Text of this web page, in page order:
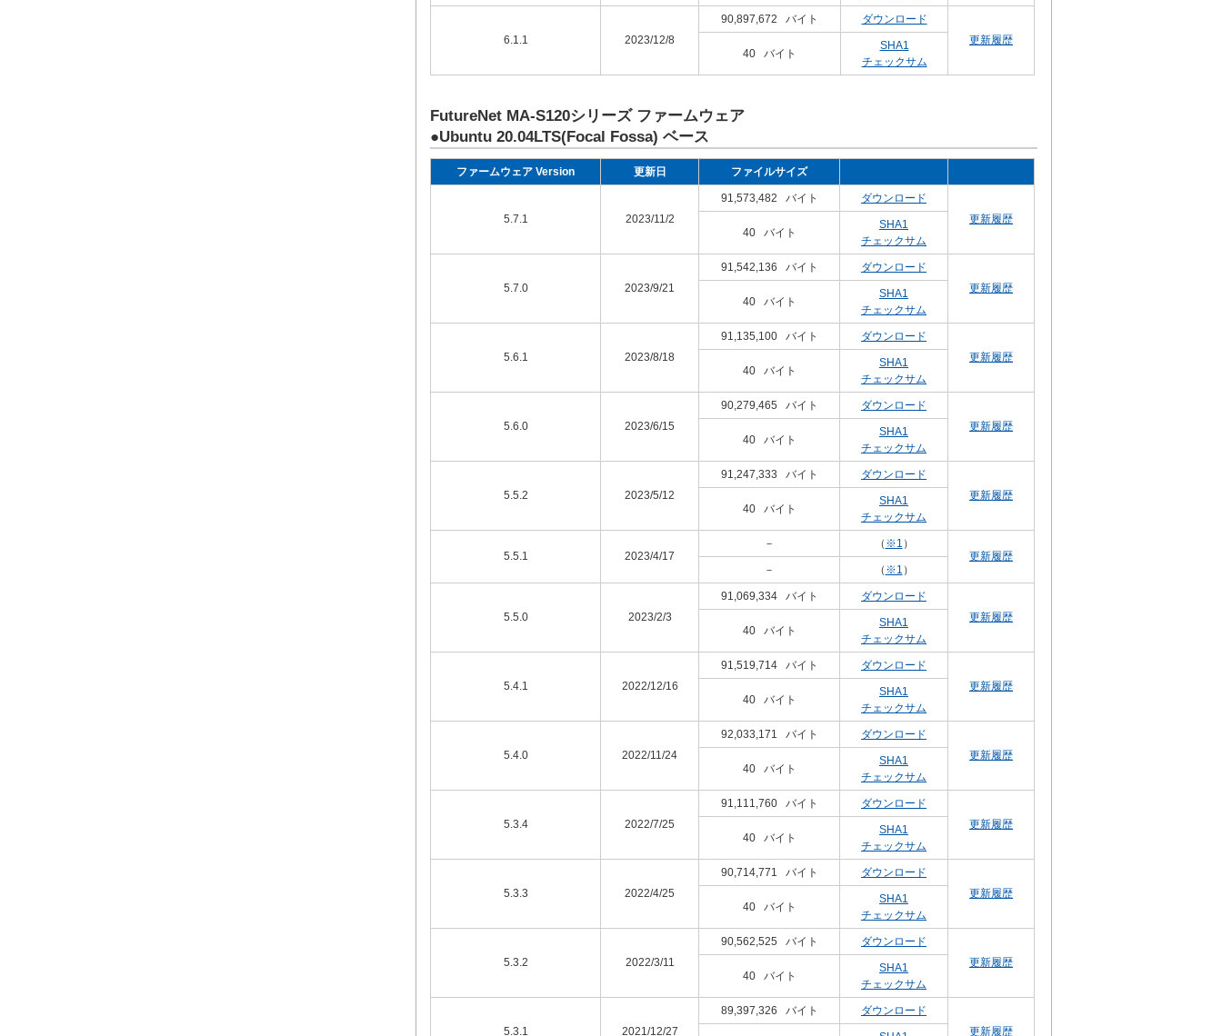
6.1.1 2023/12/8
90,897,672 バイト
ダウンロード
更新履歴
40 バイト
SHA1
チェックサム
FutureNet MA-S120シリーズ ファームウェア
●Ubuntu 20.04LTS(Focal Fossa) ベース
ファームウェア Version 更新日 ファイルサイズ
5.7.1 2023/11/2
91,573,482 バイト
ダウンロード
更新履歴
40 バイト
SHA1
チェックサム
5.7.0 2023/9/21
91,542,136 バイト
ダウンロード
更新履歴
40 バイト
SHA1
チェックサム
5.6.1 2023/8/18
91,135,100 バイト
ダウンロード
更新履歴
40 バイト
SHA1
チェックサム
5.6.0 2023/6/15
90,279,465 バイト
ダウンロード
更新履歴
40 バイト
SHA1
チェックサム
5.5.2 2023/5/12
91,247,333 バイト
ダウンロード
更新履歴
40 バイト
SHA1
チェックサム
5.5.1 2023/4/17
－ （ ※1 ）
更新履歴
－
（ ※1 ）
5.5.0 2023/2/3
91,069,334 バイト
ダウンロード
更新履歴
40 バイト
SHA1
チェックサム
5.4.1 2022/12/16
91,519,714 バイト
ダウンロード
更新履歴
40 バイト
SHA1
チェックサム
5.4.0 2022/11/24
92,033,171 バイト
ダウンロード
更新履歴
40 バイト
SHA1
チェックサム
5.3.4 2022/7/25
91,111,760 バイト
ダウンロード
更新履歴
40 バイト
SHA1
チェックサム
5.3.3 2022/4/25
90,714,771 バイト
ダウンロード
更新履歴
40 バイト
SHA1
チェックサム
5.3.2 2022/3/11
90,562,525 バイト
ダウンロード
更新履歴
40 バイト
SHA1
チェックサム
5.3.1 2021/12/27
89,397,326 バイト
ダウンロード
更新履歴